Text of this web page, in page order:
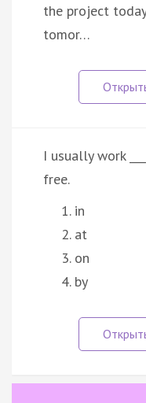
the project
tomor…
I usually work
free.
in
at
on
by